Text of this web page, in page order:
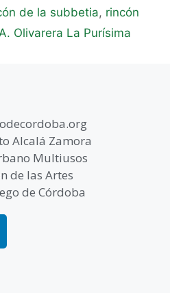
de la subbetia, rincón
Olivarera La Purísima
Alcalá Zamora
Multiusos
de las Artes
de Córdoba